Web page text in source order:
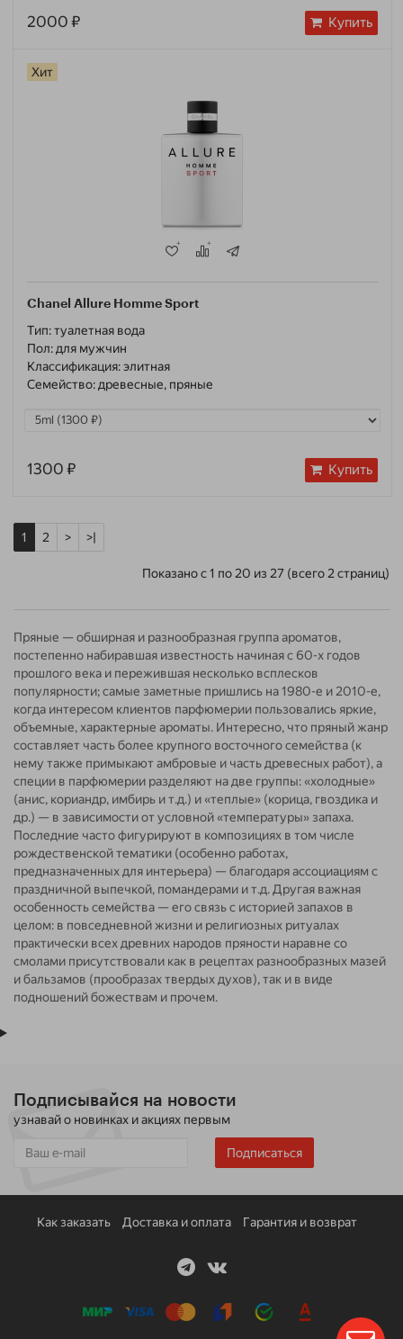
2000 ₽ Купить
Хит
Chanel Allure Homme Sport
Тип:туалетная вода
Пол: для мужчин
Классификация:элитная
Семейство: древесные, пряные
1300 ₽ Купить
1 2 > >|
Показано с 1 по 20 из 27 (всего 2 страниц)
Пряные — обширная и разнообразная группа ароматов,
постепенно набиравшая известность начиная с 60-х годов
прошлого века и пережившая несколько всплесков
популярности; самые заметные пришлись на 1980-е и 2010-е,
когда интересом клиентов парфюмерии пользовались яркие,
объемные, характерные ароматы. Интересно, что пряный жанр
составляет часть более крупного восточного семейства (к
нему также примыкают амбровые и часть древесных работ), а
специи в парфюмерии разделяют на две группы: «холодные»
(анис, кориандр, имбирь и т.д.) и «теплые» (корица, гвоздика и
др.) — в зависимости от условной «температуры» запаха.
Последние часто фигурируют в композициях в том числе
рождественской тематики (особенно работах,
предназначенных для интерьера) — благодаря ассоциациям с
праздничной выпечкой, помандерами и т.д. Другая важная
особенность семейства — его связь с историей запахов в
целом: в повседневной жизни и религиозных ритуалах
практически всех древних народов пряности наравне со
смолами присутствовали как в рецептах разнообразных мазей
и бальзамов (прообразах твердых духов), так и в виде
подношений божествам и прочем.
Подписывайся на новости
узнавай о новинках и акциях первым
Подписаться
Как заказать Доставка и оплата Гарантия и возврат